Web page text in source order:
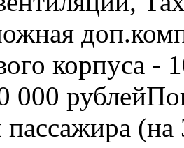
корпуса -
000
пассажира